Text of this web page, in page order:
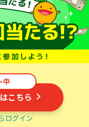
中
こちら
ログイン